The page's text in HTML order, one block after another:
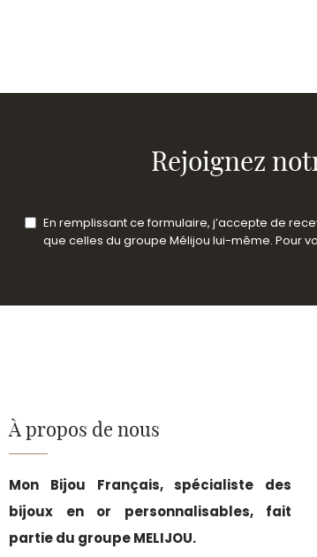
Rejoignez
En remplissant ce formulaire, j’accepte de
que celles du groupe Mélijou lui-même. Pour
À propos de nous
Mon Bijou Français, spécialiste des
bijoux en or personnalisables, fait
partie du groupe MELIJOU.